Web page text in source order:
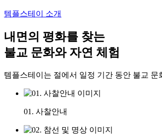
템플스테이 소개
내면의 평화를 찾는
불교 문화와 자연 체험
템플스테이는 절에서 일정 기간 동안 불교
01. 사찰안내